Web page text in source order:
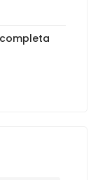
completa